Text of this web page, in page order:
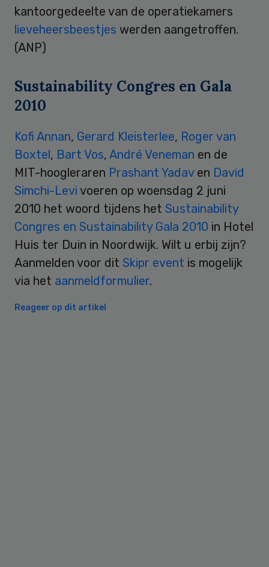
kantoorgedeelte van de operatiekamers
lieveheersbeestjes werden aangetroffen.
(ANP)
Sustainability Congres en Gala
2010
Kofi Annan, Gerard Kleisterlee, Roger van
Boxtel, Bart Vos, André Veneman en de
MIT-hoogleraren Prashant Yadav en David
Simchi-Levi voeren op woensdag 2 juni
2010 het woord tijdens het Sustainability
Congres en Sustainability Gala 2010 in Hotel
Huis ter Duin in Noordwijk. Wilt u erbij zijn?
Aanmelden voor dit Skipr event is mogelijk
via het aanmeldformulier.
Reageer op dit artikel